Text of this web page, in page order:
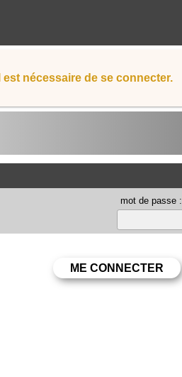
nécessaire de se connecter.
mot de passe :